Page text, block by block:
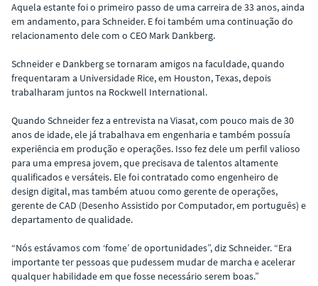
Aquela estante foi o primeiro passo de uma carreira de 33 anos, ainda
em andamento, para Schneider. E foi também uma continuação do
relacionamento dele com o CEO Mark Dankberg.
Schneider e Dankberg se tornaram amigos na faculdade, quando
frequentaram a Universidade Rice, em Houston, Texas, depois
trabalharam juntos na Rockwell International.
Quando Schneider fez a entrevista na Viasat, com pouco mais de 30
anos de idade, ele já trabalhava em engenharia e também possuía
experiência em produção e operações. Isso fez dele um perfil valioso
para uma empresa jovem, que precisava de talentos altamente
qualificados e versáteis. Ele foi contratado como engenheiro de
design digital, mas também atuou como gerente de operações,
gerente de CAD (Desenho Assistido por Computador, em português) e
departamento de qualidade.
“Nós estávamos com ‘fome’ de oportunidades”, diz Schneider. “Era
importante ter pessoas que pudessem mudar de marcha e acelerar
qualquer habilidade em que fosse necessário serem boas.”